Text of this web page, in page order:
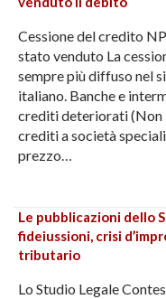
Cessione del credito
stato venduto La
sempre più diffuso nel
italiano. Banche e
crediti deteriorati (Non
crediti a società
prezzo…
Le pubblicazioni dello
fideiussioni, crisi
tributario
Lo Studio Legale